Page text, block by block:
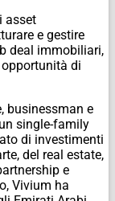
asset
e gestire
deal immobiliari,
di
businessman e
single-family
di investimenti
del real estate,
e
Vivium ha